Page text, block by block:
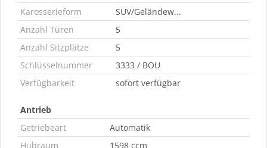
Karosserieform
SUV/Geländew...
Anzahl Türen
5
Anzahl Sitzplätze
5
Schlüsselnummer
3333 / BOU
Verfügbarkeit
sofort verfügbar
Antrieb
Getriebeart
Automatik
Hubraum
1598 ccm